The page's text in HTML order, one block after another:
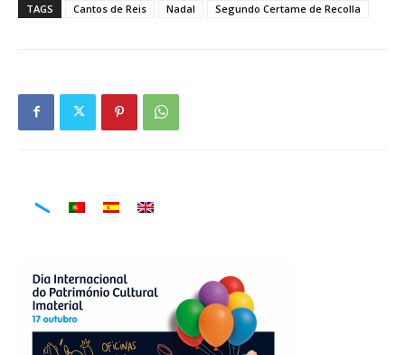
TAGS Cantos de Reis Nadal Segundo Certame de Recolla